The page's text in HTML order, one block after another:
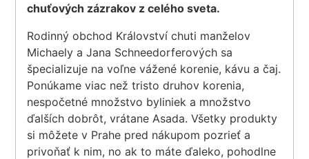
chuťových zázrakov z celého sveta.
Rodinný obchod Království chuti manželov
Michaely a Jana Schneedorferových sa
špecializuje na voľne vážené korenie, kávu a čaj.
Ponúkame viac než tristo druhov korenia,
nespočetné množstvo byliniek a množstvo
ďalších dobrôt, vrátane Asada. Všetky produkty
si môžete v Prahe pred nákupom pozrieť a
privoňať k nim, no ak to máte ďaleko, pohodlne